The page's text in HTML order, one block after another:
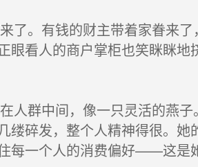
了。有钱的财主带着家眷来
眼看人的商户掌柜也笑眯眯
人群中间，像一只灵活的燕
缕碎发，整个人精神得很。
每一个人的消费偏好——这是